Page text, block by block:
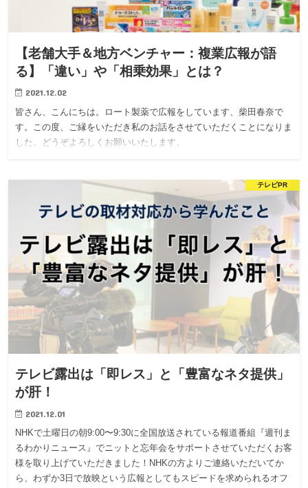
【老舗大手＆地方ベンチャー：複業広報が語
る】「違い」や「相乗効果」とは？
2021.12.02
皆さん、こんにちは。ロート製薬で広報をしています、柴田春奈で
す。この度、ご縁をいただき私のお話をさせていただくことになりま
した。どうぞよろしくお願いいたします。
テレビPR
テレビ露出は「即レス」と「豊富なネタ提供」
が肝！
2021.12.01
NHKで土曜日の朝9:00〜9:30に全国放送されている報道番組『週刊ま
るわかりニュース』でニットと忘年会をサポートさせていただくお客
様を取り上げていただきました！NHKの方よりご連絡いただいてか
ら、わずか3日で放映という広報としてもスピードを求められるオフ